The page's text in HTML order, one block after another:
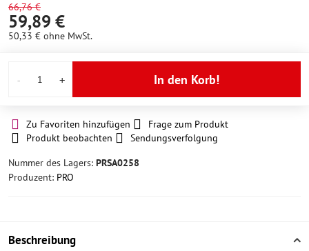
66,76 €
59,89 €
50,33 € ohne MwSt.
In den Korb!
Zu Favoriten hinzufügen
Frage zum Produkt
Produkt beobachten
Sendungsverfolgung
Nummer des Lagers: PRSA0258
Produzent: PRO
Beschreibung